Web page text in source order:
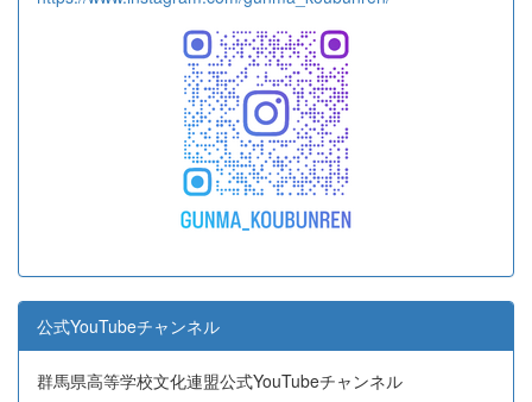
公式YouTubeチャンネル
群馬県高等学校文化連盟公式YouTubeチャンネル